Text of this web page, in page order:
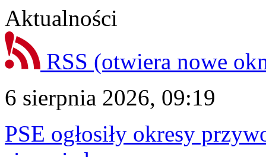
Aktualności
RSS (otwiera nowe
6 sierpnia 2026, 09:19
PSE ogłosiły okresy